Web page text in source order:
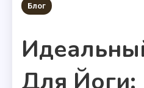
Блог
Для Йоги: